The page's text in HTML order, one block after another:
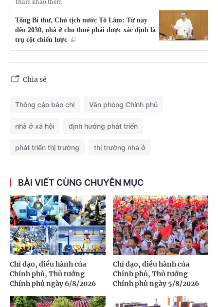
Tổng Bí thư, Chủ tịch nước Tô Lâm: Từ nay
đến 2030, nhà ở cho thuê phải được xác định là
trụ cột chiến lược
Chia sẻ
Thông cáo báo chí Văn phòng Chính phủ
nhà ở xã hội định hướng phát triển
phát triển thị trường thị trường nhà ở
BÀI VIẾT CÙNG CHUYÊN MỤC
Chỉ đạo, điều hành của
Chính phủ, Thủ tướng
Chính phủ ngày 6/8/2026
Chỉ đạo, điều hành của
Chính phủ, Thủ tướng
Chính phủ ngày 5/8/2026